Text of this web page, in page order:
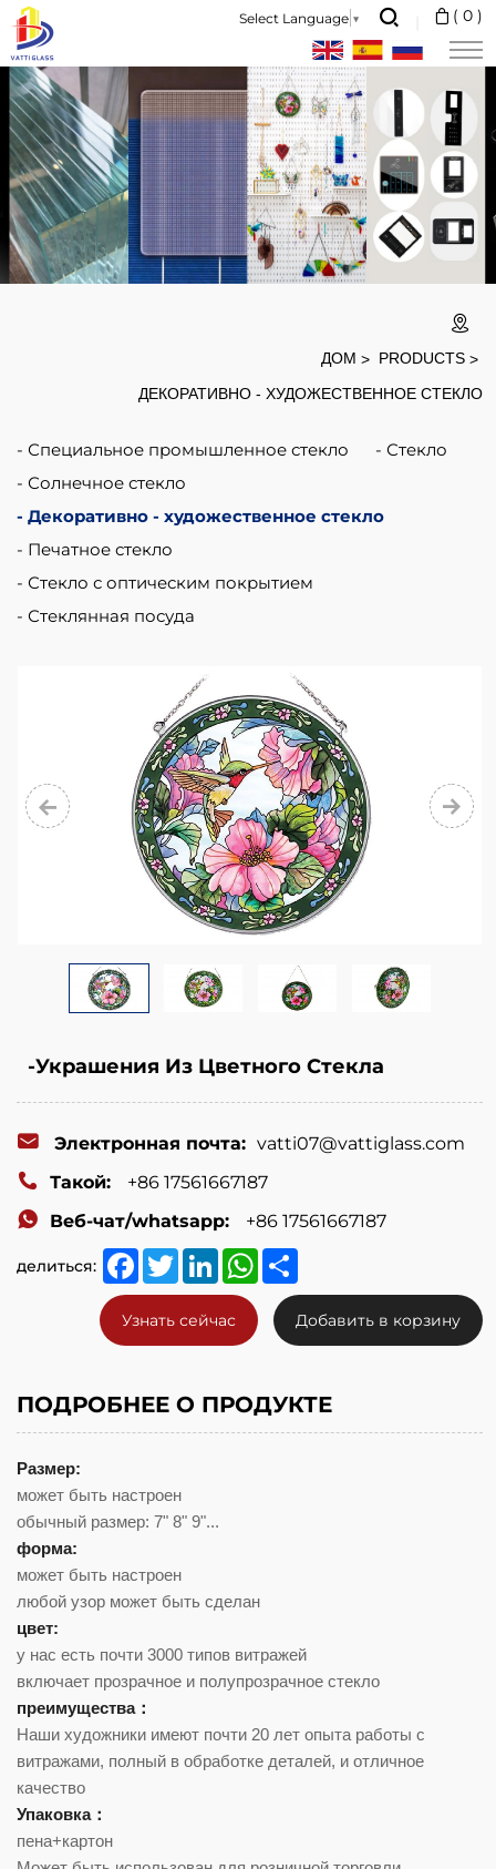
Select Language ▼ ( 0 )
painted
glass
sun
catcher
ДОМ
PRODUCTS
ДЕКОРАТИВНО - ХУДОЖЕСТВЕННОЕ СТЕКЛО
Специальное промышленное стекло
Стекло
Солнечное стекло
Декоративно - художественное стекло
Печатное стекло
Стекло с оптическим покрытием
Стеклянная посуда
-Украшения Из Цветного Стекла
Электронная почта: vatti07@vattiglass.com
Такой:
+86 17561667187
Веб-чат/whatsapp:
+86 17561667187
делиться: FacebookTwitterLinkedInWhatsApp
Узнать сейчас Добавить в корзину
ПОДРОБНЕЕ О ПРОДУКТЕ
Размер:
может быть настроен
обычный размер: 7" 8" 9"...
форма:
может быть настроен
любой узор может быть сделан
цвет:
у нас есть почти 3000 типов витражей
включает прозрачное и полупрозрачное стекло
преимущества：
Наши художники имеют почти 20 лет опыта работы с
витражами, полный в обработке деталей, и отличное
качество
Упаковка：
пена+картон